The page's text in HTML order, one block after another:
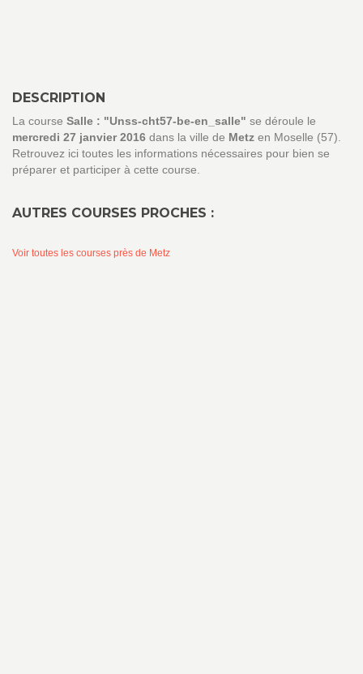
DESCRIPTION
La course Salle : "Unss-cht57-be-en_salle" se déroule le
mercredi 27 janvier 2016 dans la ville de Metz en Moselle (57).
Retrouvez ici toutes les informations nécessaires pour bien se
préparer et participer à cette course.
AUTRES COURSES PROCHES :
Voir toutes les courses près de Metz